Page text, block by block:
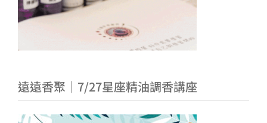
遠遠香聚｜7/27星座精油調香講座